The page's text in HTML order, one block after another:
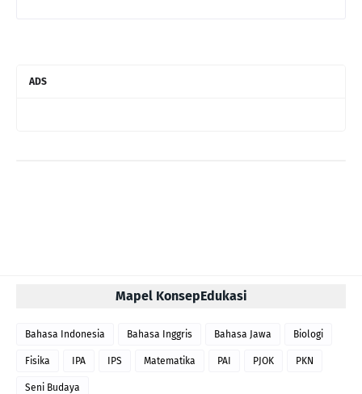
ADS
Mapel KonsepEdukasi
Bahasa Indonesia Bahasa Inggris Bahasa Jawa Biologi
Fisika IPA IPS Matematika PAI PJOK PKN
Seni Budaya